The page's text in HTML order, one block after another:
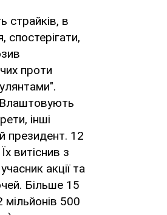
страйків, в
спостерігати,
проти
інші
президент. 12
витіснив з
акції та
Більше 15
500